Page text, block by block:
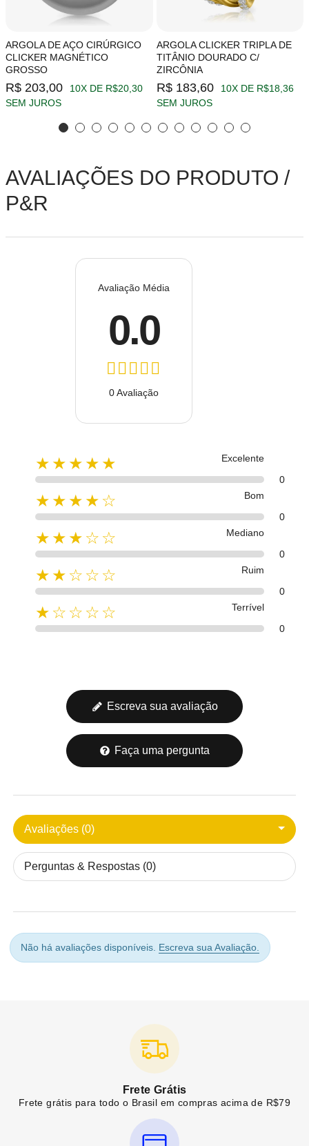
ARGOLA DE AÇO CIRÚRGICO
CLICKER MAGNÉTICO
GROSSO
R$ 203,00
10X DE R$20,30
SEM JUROS
ARGOLA CLICKER TRIPLA DE
TITÂNIO DOURADO C/
ZIRCÔNIA
R$ 183,60
10X DE R$18,36
SEM JUROS
AVALIAÇÕES DO PRODUTO /
P&R
Avaliação Média
0.0
0 Avaliação
★★★★★
Excelente
0
★★★★☆
Bom
0
★★★☆☆
Mediano
0
★★☆☆☆
Ruim
0
★☆☆☆☆
Terrível
0
Escreva sua avaliação
Faça uma pergunta
Avaliações (0)
Perguntas & Respostas (0)
Não há avaliações disponíveis. Escreva sua Avaliação.
Frete Grátis
Frete grátis para todo o Brasil em compras acima de R$79